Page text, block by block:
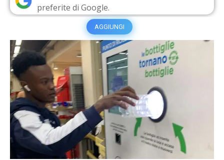
preferite di Google.
AGGIUNGI